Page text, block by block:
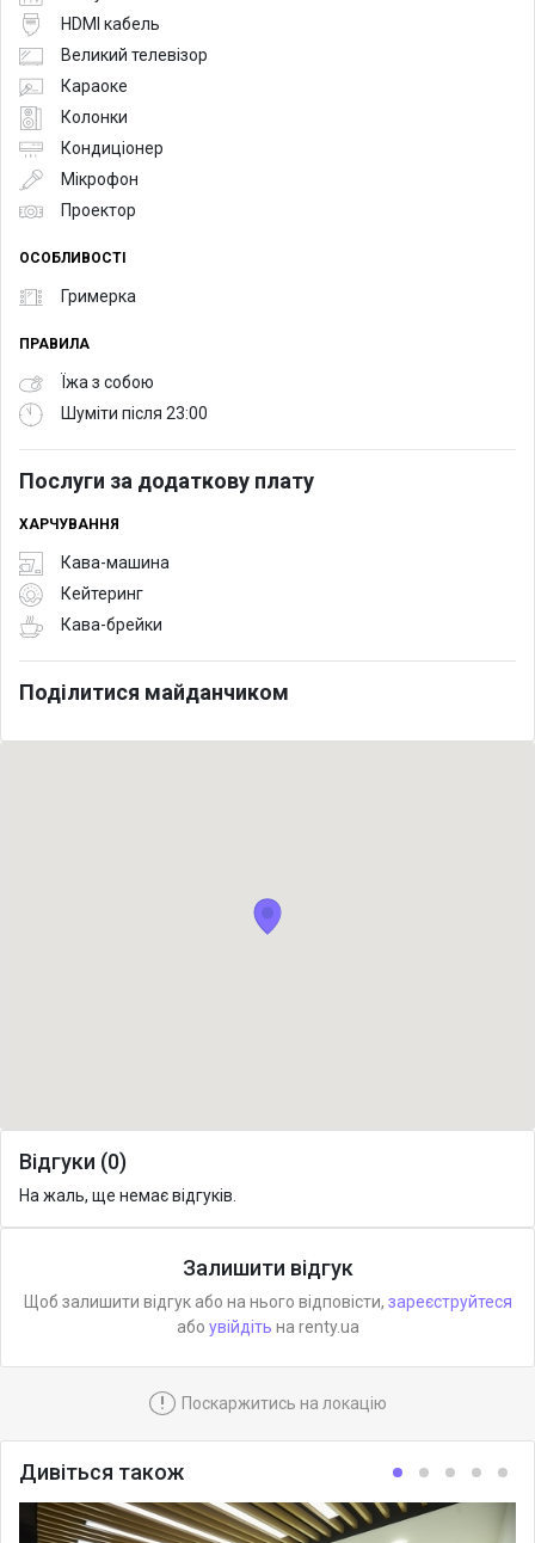
HDMI кабель
Великий телевізор
Караоке
Колонки
Кондиціонер
Мікрофон
Проектор
ОСОБЛИВОСТІ
Гримерка
ПРАВИЛА
Їжа з собою
Шуміти після 23:00
Послуги за додаткову плату
ХАРЧУВАННЯ
Кава-машина
Кейтеринг
Кава-брейки
Поділитися майданчиком
Відгуки (0)
На жаль, ще немає відгуків.
Залишити відгук
Щоб залишити відгук або на нього відповісти, зареєструйтеся
або увійдіть на renty.ua
! Поскаржитись на локацію
Дивіться також